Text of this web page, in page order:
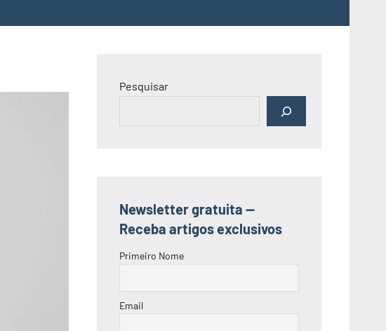
Pesquisar
Newsletter gratuita —
Receba artigos exclusivos
Primeiro Nome
Email